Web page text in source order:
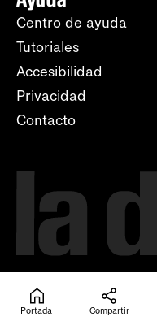
Centro de ayuda
Tutoriales
Accesibilidad
Privacidad
Contacto
Portada Compartir